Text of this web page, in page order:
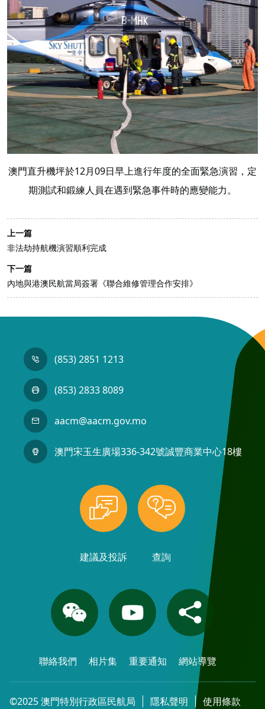
澳門直升機坪於12月09日早上進行年度的全面緊急演習，定
期測試和鍛練人員在遇到緊急事件時的應變能力。
上一篇
非法劫持航機演習順利完成
下一篇
內地與港澳民航當局簽署《聯合維修管理合作安排》
(853) 2851 1213
(853) 2833 8089
aacm@aacm.gov.mo
澳門宋玉生廣場336-342號誠豐商業中心18樓
建議及投訴 查詢
聯絡我們 相片集 重要通知 網站導覽
©2025 澳門特別行政區民航局 隱私聲明 使用條款